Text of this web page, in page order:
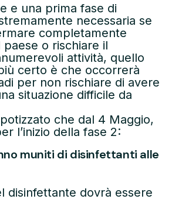
e una prima fase di
necessaria se
completamente
paese o rischiare il
attività, quello
certo è che occorrerà
per non rischiare di avere
situazione difficile da
che dal 4 Maggio,
l’inizio della fase 2:
muniti di disinfettanti alle
disinfettante dovrà essere